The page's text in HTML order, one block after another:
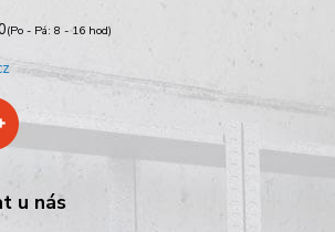
(Po - Pá: 8 - 16 hod)
u nás